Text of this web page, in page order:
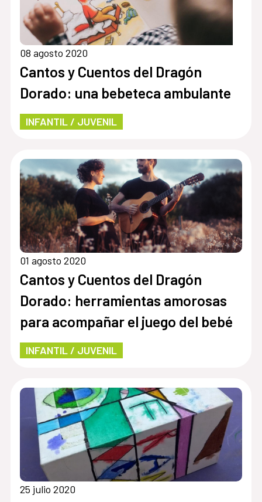
08 agosto 2020
Cantos y Cuentos del Dragón
Dorado: una bebeteca ambulante
INFANTIL / JUVENIL
01 agosto 2020
Cantos y Cuentos del Dragón
Dorado: herramientas amorosas
para acompañar el juego del bebé
INFANTIL / JUVENIL
25 julio 2020